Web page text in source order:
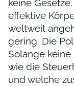
keine
effektive
weltweit
gering. Die
Solange
wie die
und welche